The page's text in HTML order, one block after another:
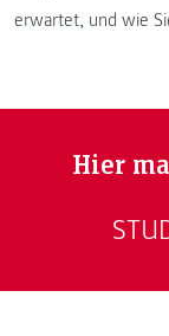
erwartet, und wie
Hier